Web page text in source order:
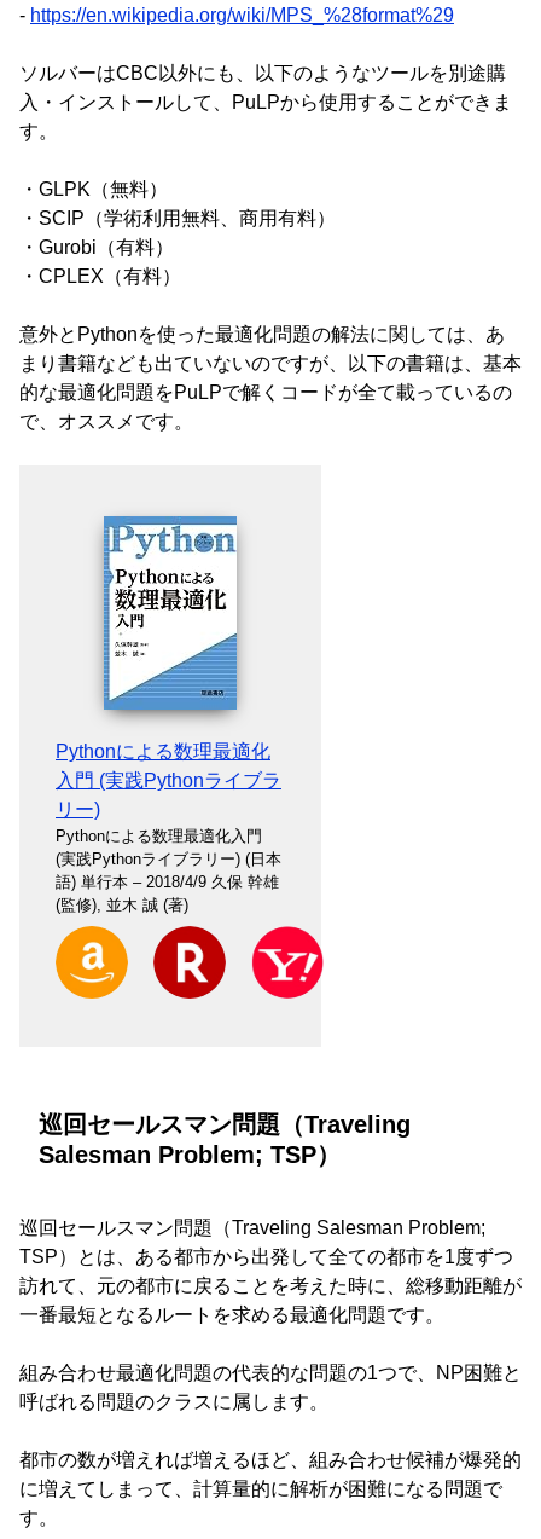
- https://en.wikipedia.org/wiki/MPS_%28format%29
ソルバーはCBC以外にも、以下のようなツールを別途購
入・インストールして、PuLPから使用することができま
す。
・GLPK（無料）
・SCIP（学術利用無料、商用有料）
・Gurobi（有料）
・CPLEX（有料）
意外とPythonを使った最適化問題の解法に関しては、あ
まり書籍なども出ていないのですが、以下の書籍は、基本
的な最適化問題をPuLPで解くコードが全て載っているの
で、オススメです。
Pythonによる数理最適化
入門 (実践Pythonライブラ
リー)
Pythonによる数理最適化入門
(実践Pythonライブラリー) (日本
語) 単行本 – 2018/4/9 久保 幹雄
(監修), 並木 誠 (著)
Amazon 楽天
巡回セールスマン問題（Traveling
Salesman Problem; TSP）
巡回セールスマン問題（Traveling Salesman Problem;
TSP）とは、ある都市から出発して全ての都市を1度ずつ
訪れて、元の都市に戻ることを考えた時に、総移動距離が
一番最短となるルートを求める最適化問題です。
組み合わせ最適化問題の代表的な問題の1つで、NP困難と
呼ばれる問題のクラスに属します。
都市の数が増えれば増えるほど、組み合わせ候補が爆発的
に増えてしまって、計算量的に解析が困難になる問題で
す。